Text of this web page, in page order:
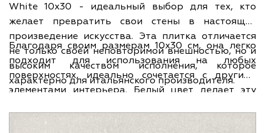
White 10x30 - идеальный выбор для тех, кто
желает превратить свои стены в настоящее
произведение искусства. Эта плитка отличается
не только своей неповторимой внешностью, но и
высоким качеством исполнения, которое
характерно для итальянского производителя.
Благодаря своим размерам 10х30 см, она легко
подходит для использования на любых
поверхностях, идеально сочетается с другими
элементами интерьера. Белый цвет делает эту
различных стилей и направлений. Коллекция